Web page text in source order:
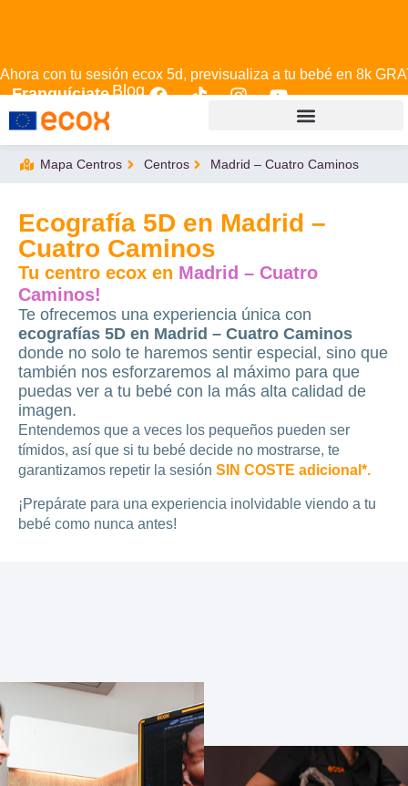
Ahora con tu sesión ecox 5d, previsualiza a tu bebé en 8k
FranquíciateBlog
Mapa Centros Centros Madrid – Cuatro Caminos
Ecografía 5D en Madrid –
Cuatro Caminos
Tu centro ecox en Madrid – Cuatro
Caminos!
Te ofrecemos una experiencia única con
ecografías 5D en Madrid – Cuatro Caminos
donde no solo te haremos sentir especial, sino que
también nos esforzaremos al máximo para que
puedas ver a tu bebé con la más alta calidad de
imagen.
Entendemos que a veces los pequeños pueden ser
tímidos, así que si tu bebé decide no mostrarse, te
garantizamos repetir la sesión SIN COSTE adicional*.
¡Prepárate para una experiencia inolvidable viendo a tu
bebé como nunca antes!